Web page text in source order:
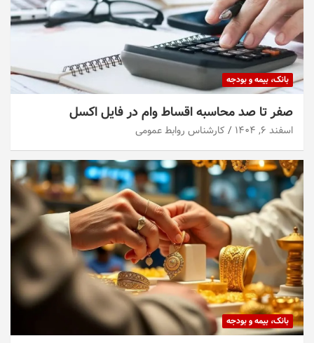
بانک، بیمه و بودجه
صفر تا صد محاسبه اقساط وام در فایل اکسل
اسفند ۶, ۱۴۰۴ کارشناس روابط عمومی
بانک، بیمه و بودجه